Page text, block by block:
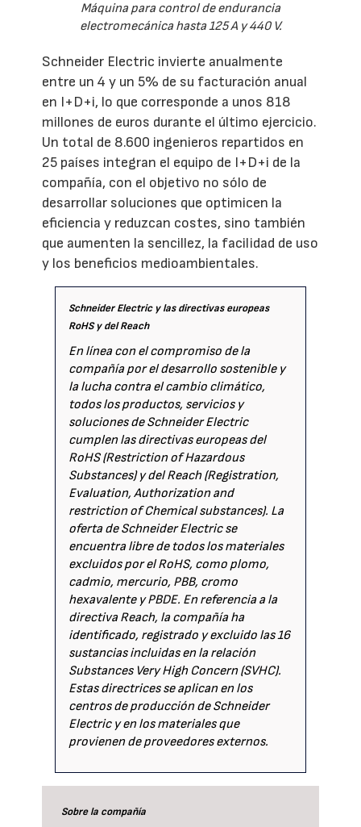
Máquina para control de endurancia
electromecánica hasta 125 A y 440 V.
Schneider Electric invierte anualmente
entre un 4 y un 5% de su facturación anual
en I+D+i, lo que corresponde a unos 818
millones de euros durante el último ejercicio.
Un total de 8.600 ingenieros repartidos en
25 países integran el equipo de I+D+i de la
compañía, con el objetivo no sólo de
desarrollar soluciones que optimicen la
eficiencia y reduzcan costes, sino también
que aumenten la sencillez, la facilidad de uso
y los beneficios medioambientales.
Schneider Electric y las directivas europeas
RoHS y del Reach
En línea con el compromiso de la
compañía por el desarrollo sostenible y
la lucha contra el cambio climático,
todos los productos, servicios y
soluciones de Schneider Electric
cumplen las directivas europeas del
RoHS (Restriction of Hazardous
Substances) y del Reach (Registration,
Evaluation, Authorization and
restriction of Chemical substances). La
oferta de Schneider Electric se
encuentra libre de todos los materiales
excluidos por el RoHS, como plomo,
cadmio, mercurio, PBB, cromo
hexavalente y PBDE. En referencia a la
directiva Reach, la compañía ha
identificado, registrado y excluido las 16
sustancias incluidas en la relación
Substances Very High Concern (SVHC).
Estas directrices se aplican en los
centros de producción de Schneider
Electric y en los materiales que
provienen de proveedores externos.
Sobre la compañía